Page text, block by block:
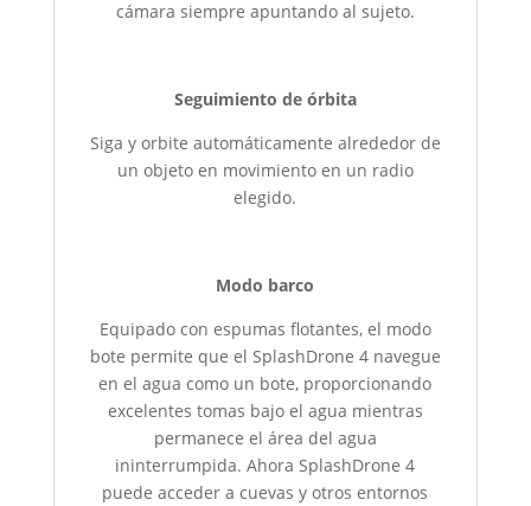
cámara siempre apuntando al sujeto.
Seguimiento de órbita
Siga y orbite automáticamente alrededor de
un objeto en movimiento en un radio
elegido.
Modo barco
Equipado con espumas flotantes, el modo
bote permite que el SplashDrone 4 navegue
en el agua como un bote, proporcionando
excelentes tomas bajo el agua mientras
permanece el área del agua
ininterrumpida. Ahora SplashDrone 4
puede acceder a cuevas y otros entornos